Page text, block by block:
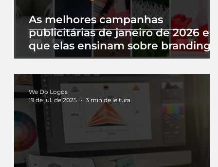
As melhores campanhas
publicitárias de janeiro de 2026 e
que elas ensinam sobre branding
We Do Logos
19 de jul. de 2025
3 min de leitura